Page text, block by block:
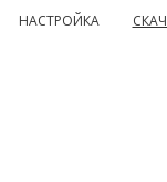
НАСТРОЙКА